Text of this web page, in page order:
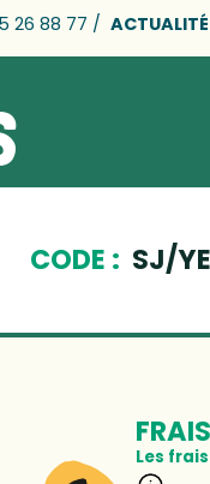
26 88 77 /
CODE : SJ/
FRAIS
Les